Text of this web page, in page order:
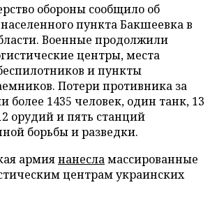
обороны сообщило об
пункта Бакшеевка в
Военные продолжили
центры, места
и пункты
Потери противника за
более 1435 человек, один танк, 13
орудий и пять станций
борьбы и разведки.
армиянанесламассированные
центрам украинских